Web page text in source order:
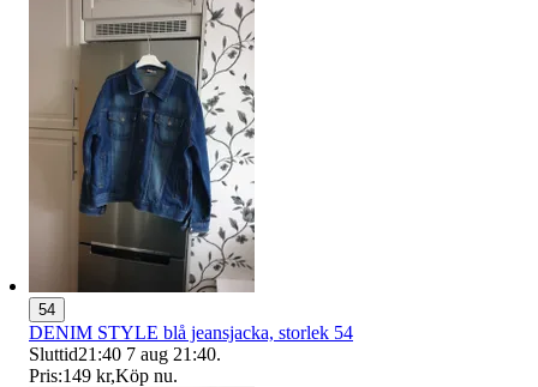
54
DENIM STYLE blå jeansjacka, storlek 54
Sluttid21:40 7 aug 21:40.
Pris:149 kr,Köp nu.